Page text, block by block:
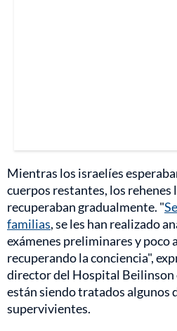
Mientras los israelíes
cuerpos restantes, los rehenes
recuperaban gradualmente. "
familias, se les han realizado
exámenes preliminares y poco
recuperando la conciencia",
director del Hospital Beilinson
están siendo tratados algunos
supervivientes.